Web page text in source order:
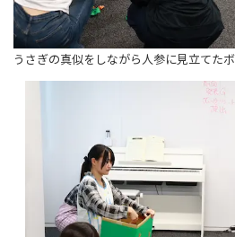
うさぎの真似をしながら人参に見立てた